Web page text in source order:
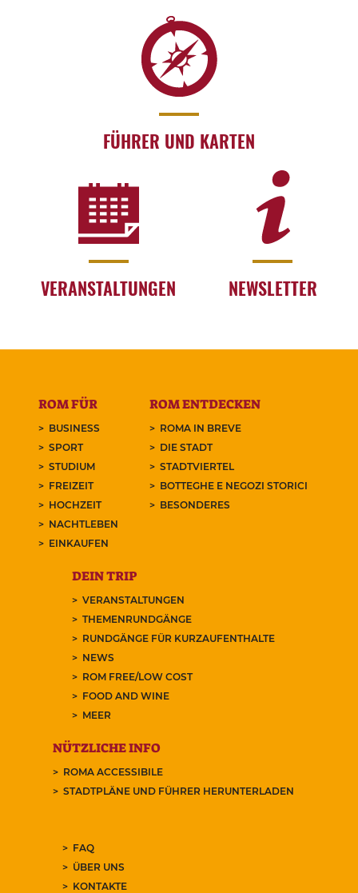
FÜHRER UND KARTEN
VERANSTALTUNGEN NEWSLETTER
ROM FÜR
BUSINESS
SPORT
STUDIUM
FREIZEIT
HOCHZEIT
NACHTLEBEN
EINKAUFEN
ROM ENTDECKEN
ROMA IN BREVE
DIE STADT
STADTVIERTEL
BOTTEGHE E NEGOZI STORICI
BESONDERES
DEIN TRIP
VERANSTALTUNGEN
THEMENRUNDGÄNGE
RUNDGÄNGE FÜR KURZAUFENTHALTE
NEWS
ROM FREE/LOW COST
FOOD AND WINE
MEER
NÜTZLICHE INFO
ROMA ACCESSIBILE
STADTPLÄNE UND FÜHRER HERUNTERLADEN
FAQ
ÜBER UNS
KONTAKTE